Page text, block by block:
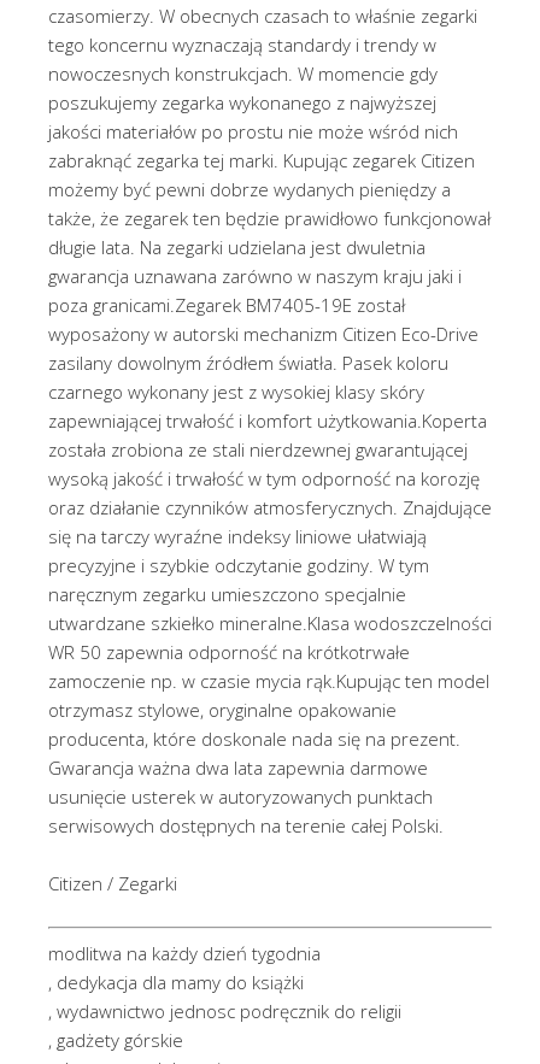
czasomierzy. W obecnych czasach to właśnie zegarki
tego koncernu wyznaczają standardy i trendy w
nowoczesnych konstrukcjach. W momencie gdy
poszukujemy zegarka wykonanego z najwyższej
jakości materiałów po prostu nie może wśród nich
zabraknąć zegarka tej marki. Kupując zegarek Citizen
możemy być pewni dobrze wydanych pieniędzy a
także, że zegarek ten będzie prawidłowo funkcjonował
długie lata. Na zegarki udzielana jest dwuletnia
gwarancja uznawana zarówno w naszym kraju jaki i
poza granicami.Zegarek BM7405-19E został
wyposażony w autorski mechanizm Citizen Eco-Drive
zasilany dowolnym źródłem światła. Pasek koloru
czarnego wykonany jest z wysokiej klasy skóry
zapewniającej trwałość i komfort użytkowania.Koperta
została zrobiona ze stali nierdzewnej gwarantującej
wysoką jakość i trwałość w tym odporność na korozję
oraz działanie czynników atmosferycznych. Znajdujące
się na tarczy wyraźne indeksy liniowe ułatwiają
precyzyjne i szybkie odczytanie godziny. W tym
naręcznym zegarku umieszczono specjalnie
utwardzane szkiełko mineralne.Klasa wodoszczelności
WR 50 zapewnia odporność na krótkotrwałe
zamoczenie np. w czasie mycia rąk.Kupując ten model
otrzymasz stylowe, oryginalne opakowanie
producenta, które doskonale nada się na prezent.
Gwarancja ważna dwa lata zapewnia darmowe
usunięcie usterek w autoryzowanych punktach
serwisowych dostępnych na terenie całej Polski.
Citizen / Zegarki
modlitwa na każdy dzień tygodnia
, dedykacja dla mamy do książki
, wydawnictwo jednosc podręcznik do religii
, gadżety górskie